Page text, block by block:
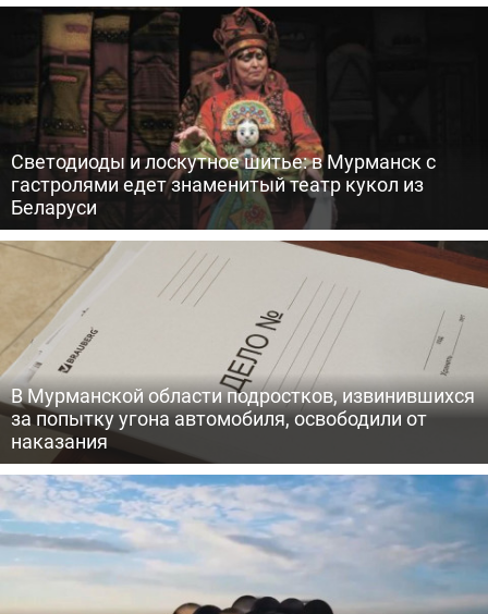
Светодиоды и лоскутное шитье: в Мурманск с
гастролями едет знаменитый театр кукол из
Беларуси
В Мурманской области подростков, извинившихся
за попытку угона автомобиля, освободили от
наказания